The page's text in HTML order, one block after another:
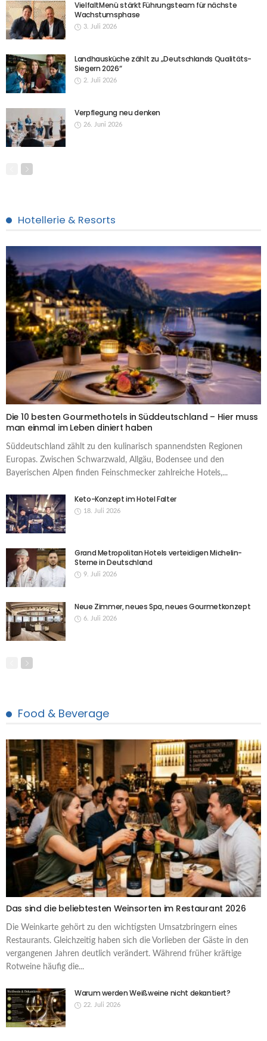
VielfaltMenü stärkt Führungsteam für nächste
Wachstumsphase
3. Juli 2026
Landhausküche zählt zu „Deutschlands Qualitäts-
Siegern 2026“
2. Juli 2026
Verpflegung neu denken
26. Juni 2026
Hotellerie & Resorts
Die 10 besten Gourmethotels in Süddeutschland – Hier muss
man einmal im Leben diniert haben
Süddeutschland zählt zu den kulinarisch spannendsten Regionen
Europas. Zwischen Schwarzwald, Allgäu, Bodensee und den
Bayerischen Alpen finden Feinschmecker zahlreiche Hotels,...
Keto-Konzept im Hotel Falter
18. Juli 2026
Grand Metropolitan Hotels verteidigen Michelin-
Sterne in Deutschland
9. Juli 2026
Neue Zimmer, neues Spa, neues Gourmetkonzept
6. Juli 2026
Food & Beverage
Das sind die beliebtesten Weinsorten im Restaurant 2026
Die Weinkarte gehört zu den wichtigsten Umsatzbringern eines
Restaurants. Gleichzeitig haben sich die Vorlieben der Gäste in den
vergangenen Jahren deutlich verändert. Während früher kräftige
Rotweine häufig die...
Warum werden Weißweine nicht dekantiert?
22. Juli 2026